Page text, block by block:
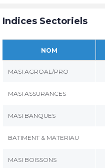
Indices Sectoriels
NOM
MASI AGROAL/PRO
MASI ASSURANCES
MASI BANQUES
BATIMENT & MATERIAU
MASI BOISSONS